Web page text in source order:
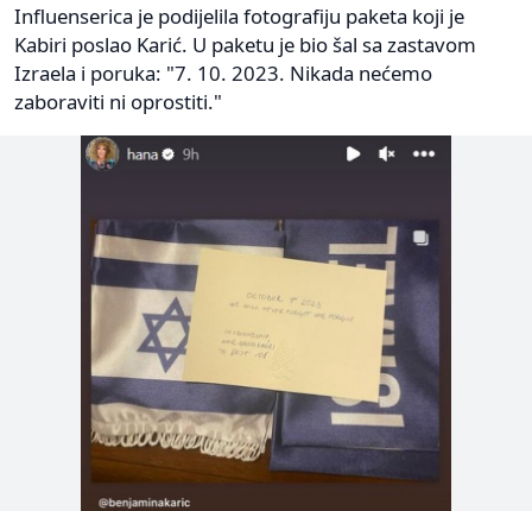
Influenserica je podijelila fotografiju paketa koji je
Kabiri poslao Karić. U paketu je bio šal sa zastavom
Izraela i poruka: "7. 10. 2023. Nikada nećemo
zaboraviti ni oprostiti."